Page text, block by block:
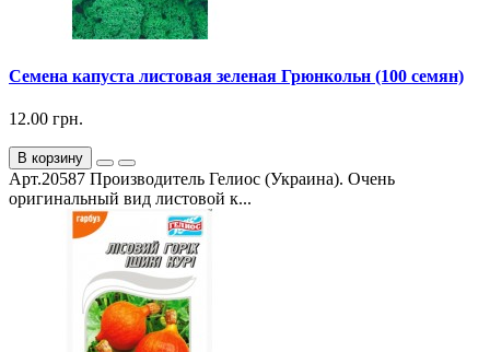
Семена капуста листовая зеленая Грюнкольн (100 семян)
12.00 грн.
В корзину
Арт.20587 Производитель Гелиос (Украина). Очень
оригинальный вид листовой к...